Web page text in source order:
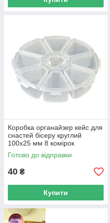
Коробка органайзер кейс для
снастей бісеру круглий
100x25 мм 8 комірок
Готово до відправки
40 ₴
Купити